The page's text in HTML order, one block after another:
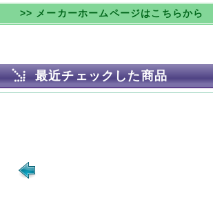
>> メーカーホームページはこちらから
最近チェックした商品